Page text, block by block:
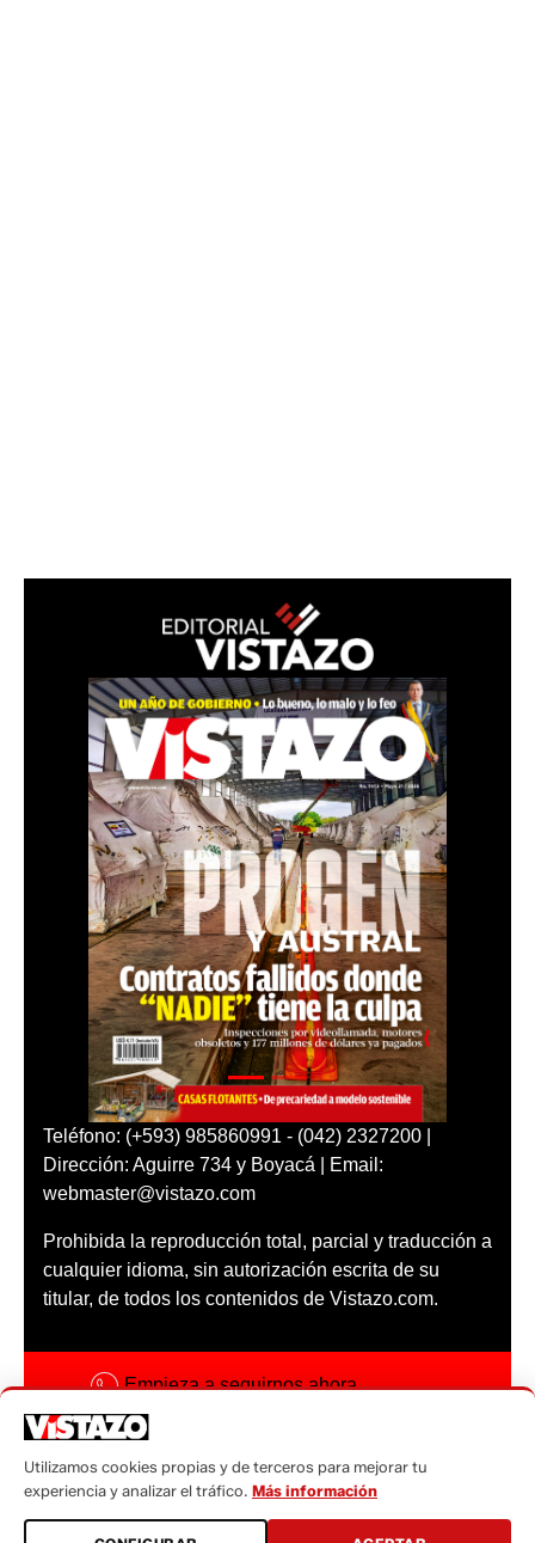
Teléfono: (+593) 985860991 - (042) 2327200 |
Dirección: Aguirre 734 y Boyacá | Email:
webmaster@vistazo.com
Prohibida la reproducción total, parcial y traducción a
cualquier idioma, sin autorización escrita de su
titular, de todos los contenidos de Vistazo.com.
Empieza a seguirnos ahora
Código ética
Sugerencias a:
Utilizamos cookies propias y de terceros para mejorar tu
experiencia y analizar el tráfico. Más información